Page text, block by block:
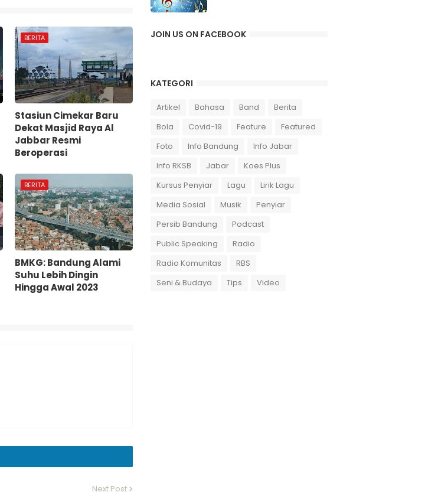
BERITA
Stasiun Cimekar Baru
Dekat Masjid Raya Al
Jabbar Resmi
Beroperasi
BERITA
BMKG: Bandung Alami
Suhu Lebih Dingin
Hingga Awal 2023
Next Post
JOIN US ON FACEBOOK
KATEGORI
Artikel Bahasa Band
Berita
Bola
Covid-19 Feature
Featured
Foto
Info Bandung
Info Jabar
Info RKSB
Jabar
Koes Plus
Kursus Penyiar
Lagu
Lirik Lagu
Media Sosial
Musik
Penyiar
Persib Bandung
Podcast
Public Speaking
Radio
Radio Komunitas
RBS
Seni & Budaya
Tips Video